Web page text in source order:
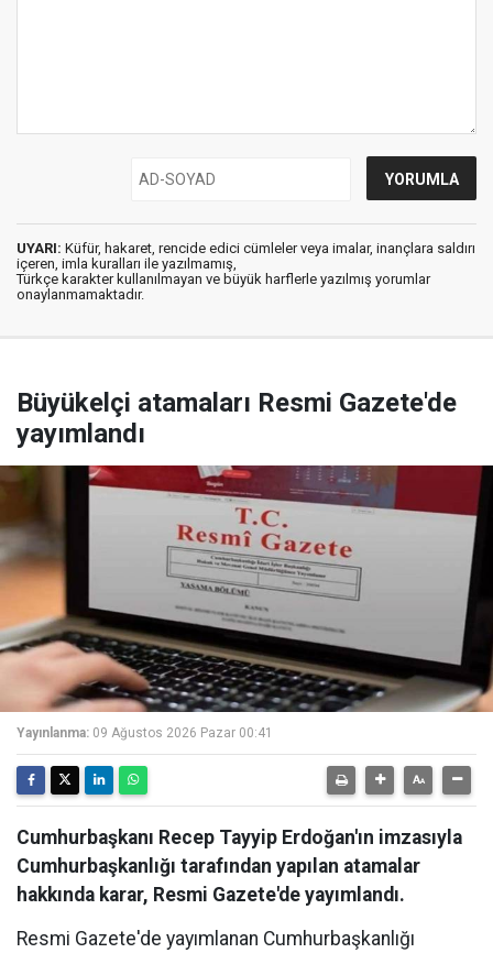
UYARI: Küfür, hakaret, rencide edici cümleler veya imalar, inançlara saldırı
içeren, imla kuralları ile yazılmamış,
Türkçe karakter kullanılmayan ve büyük harflerle yazılmış yorumlar
onaylanmamaktadır.
Büyükelçi atamaları Resmi Gazete'de
yayımlandı
Yayınlanma: 09 Ağustos 2026 Pazar 00:41
Cumhurbaşkanı Recep Tayyip Erdoğan'ın imzasıyla
Cumhurbaşkanlığı tarafından yapılan atamalar
hakkında karar, Resmi Gazete'de yayımlandı.
Resmi Gazete'de yayımlanan Cumhurbaşkanlığı